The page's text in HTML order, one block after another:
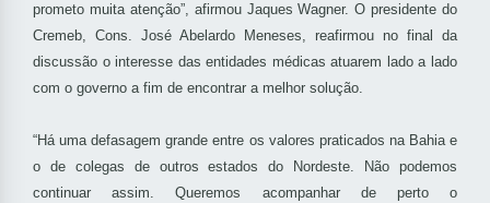
prometo muita atenção”, afirmou Jaques Wagner. O presidente do
Cremeb, Cons. José Abelardo Meneses, reafirmou no final da
discussão o interesse das entidades médicas atuarem lado a lado
com o governo a fim de encontrar a melhor solução.
“Há uma defasagem grande entre os valores praticados na Bahia e
o de colegas de outros estados do Nordeste. Não podemos
continuar assim. Queremos acompanhar de perto o